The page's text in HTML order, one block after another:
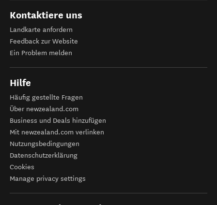
Kontaktiere uns
Landkarte anfordern
Feedback zur Website
Ein Problem melden
Hilfe
Häufig gestellte Fragen
Über newzealand.com
Business und Deals hinzufügen
Mit newzealand.com verlinken
Nutzungsbedingungen
Datenschutzerklärung
Cookies
Manage privacy settings